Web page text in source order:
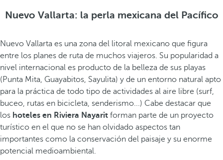
Nuevo Vallarta: la perla mexicana del Pacífico
Nuevo Vallarta es una zona del litoral mexicano que figura
entre los planes de ruta de muchos viajeros. Su popularidad a
nivel internacional es producto de la belleza de sus playas
(Punta Mita, Guayabitos, Sayulita) y de un entorno natural apto
para la práctica de todo tipo de actividades al aire libre (surf,
buceo, rutas en bicicleta, senderismo...) Cabe destacar que
los hoteles en Riviera Nayarit forman parte de un proyecto
turístico en el que no se han olvidado aspectos tan
importantes como la conservación del paisaje y su enorme
potencial medioambiental.